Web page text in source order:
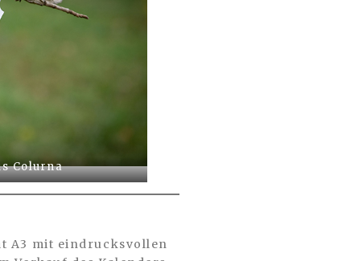
Colurna
A3 mit eindrucksvollen